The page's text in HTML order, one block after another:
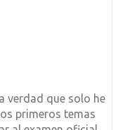
verdad que solo he
primeros temas